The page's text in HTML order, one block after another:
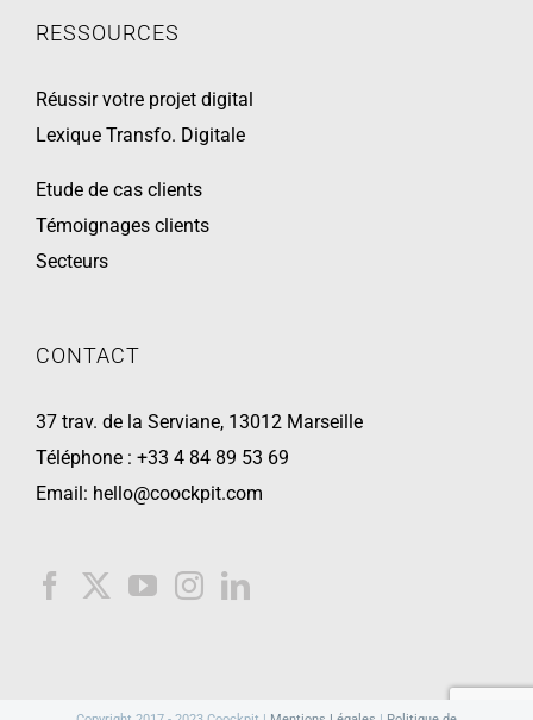
RESSOURCES
Réussir votre projet digital
Lexique Transfo. Digitale
Etude de cas clients
Témoignages clients
Secteurs
CONTACT
37 trav. de la Serviane, 13012 Marseille
Téléphone : +33 4 84 89 53 69
Email: hello@coockpit.com